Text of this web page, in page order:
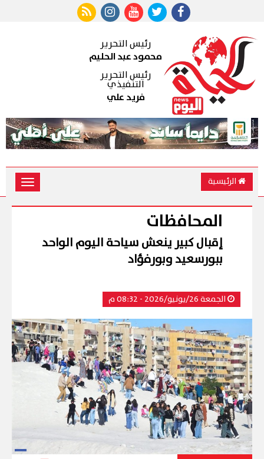
رئيس التحرير
محمود عبد الحليم
رئيس التحرير
التنفيذي
فريد علي
الرئيسية
Toggle
المحافظات
إقبال كبير ينعش سياحة اليوم الواحد
ببورسعيد وبورفؤاد
الجمعة 26/يونيو/2026 - 08:32 م